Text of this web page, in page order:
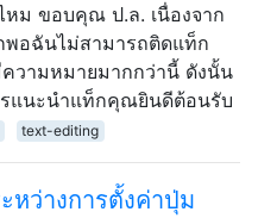
หม ขอบคุณ ป.ล. เนื่องจาก
พอฉันไม่สามารถติดแท็ก
วามหมายมากกว่านี้ ดังนั้น
แนะนำแท็กคุณยินดีต้อนรับ
text-editing
หว่างการตั้งค่าปุ่ม